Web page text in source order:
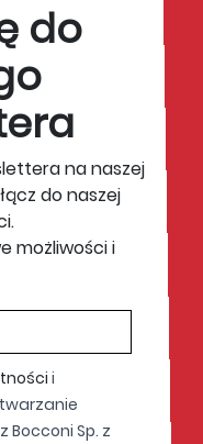
do
na naszej
do naszej
możliwości i
i
Sp. z